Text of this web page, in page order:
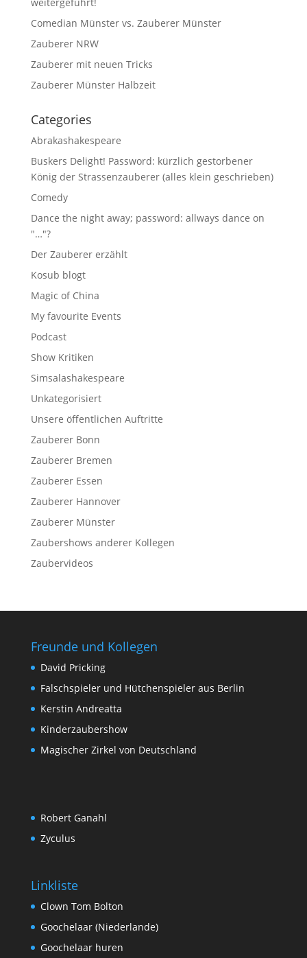
Comedian Münster vs. Zauberer Münster
Zauberer NRW
Zauberer mit neuen Tricks
Zauberer Münster Halbzeit
Categories
Abrakashakespeare
Buskers Delight! Password: kürzlich gestorbener
König der Strassenzauberer (alles klein geschrieben)
Comedy
Dance the night away; password: allways dance on
"…"?
Der Zauberer erzählt
Kosub blogt
Magic of China
My favourite Events
Podcast
Show Kritiken
Simsalashakespeare
Unkategorisiert
Unsere öffentlichen Auftritte
Zauberer Bonn
Zauberer Bremen
Zauberer Essen
Zauberer Hannover
Zauberer Münster
Zaubershows anderer Kollegen
Zaubervideos
Freunde und Kollegen
David Pricking
Falschspieler und Hütchenspieler aus Berlin
Kerstin Andreatta
Kinderzaubershow
Magischer Zirkel von Deutschland
Robert Ganahl
Zyculus
Linkliste
Clown Tom Bolton
Goochelaar (Niederlande)
Goochelaar huren